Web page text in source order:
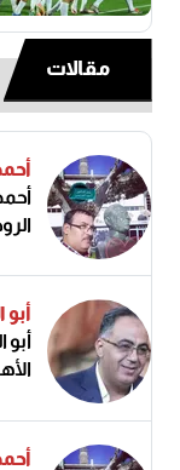
مقالات
أبو